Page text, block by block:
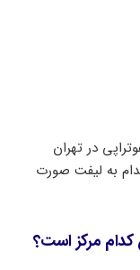
در تهران
به لیفت صورت
کدام مرکز است؟